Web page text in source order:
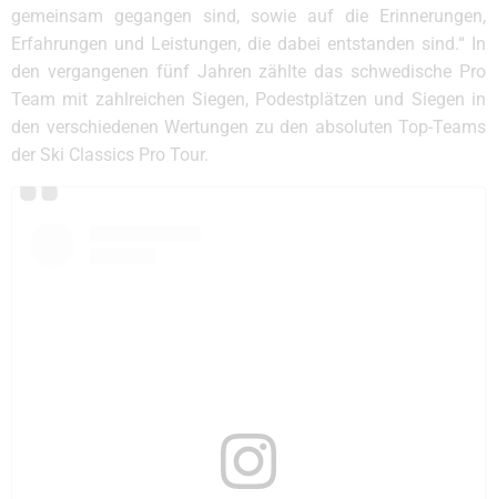
gemeinsam gegangen sind, sowie auf die Erinnerungen,
Erfahrungen und Leistungen, die dabei entstanden sind.“ In
den vergangenen fünf Jahren zählte das schwedische Pro
Team mit zahlreichen Siegen, Podestplätzen und Siegen in
den verschiedenen Wertungen zu den absoluten Top-Teams
der Ski Classics Pro Tour.